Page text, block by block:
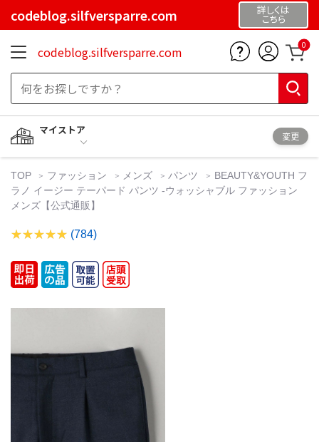
codeblog.silfversparre.com 詳しくは
こちら
codeblog.silfversparre.com 0
マイストア
変更
TOP ファッション メンズ パンツ
BEAUTY&YOUTH フ
ラノ イージー テーパード パンツ ‐ウォッシャブル ファッション
メンズ【公式通販】
(784)